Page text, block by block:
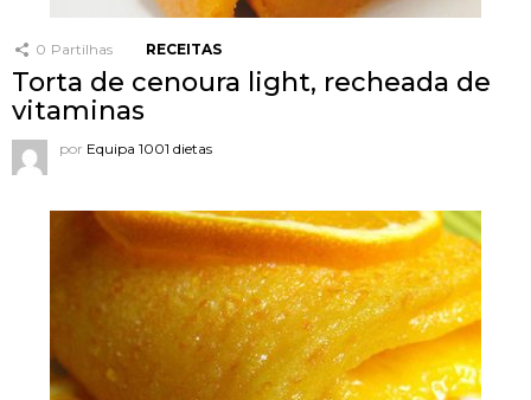
0 Partilhas RECEITAS
Torta de cenoura light, recheada de
vitaminas
por Equipa 1001 dietas